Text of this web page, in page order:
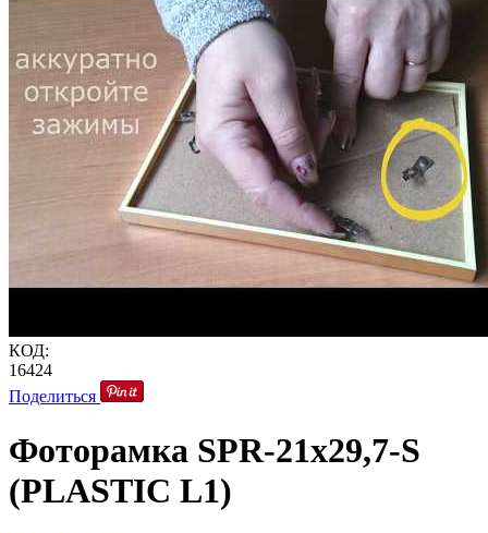
КОД:
16424
Поделиться
Фоторамка SPR-21x29,7-S
(PLASTIC L1)